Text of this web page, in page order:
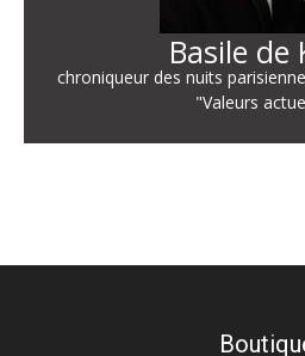
Basile de
chroniqueur des nuits
"Valeurs